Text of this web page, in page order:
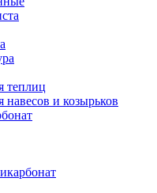
теплиц
навесов и козырьков